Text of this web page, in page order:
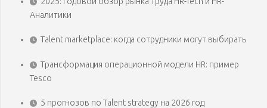
Аналитики
Talent marketplace: когда сотрудники могут выбирать
Трансформация операционной модели HR: пример
Tesco
5 прогнозов по Talent strategy на 2026 год